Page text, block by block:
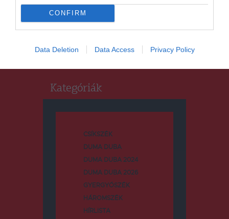
CONFIRM
Data Deletion Data Access Privacy Policy
Keresés
Kategóriák
CSÍKSZÉK
DUMA DUBA
DUMA DUBA 2024
DUMA DUBA 2026
GYERGYÓSZÉK
HÁROMSZÉK
HÍRLISTA